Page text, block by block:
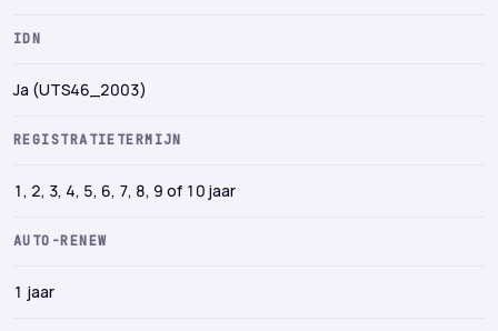
IDN
Ja (UTS46_2003)
REGISTRATIETERMIJN
1, 2, 3, 4, 5, 6, 7, 8, 9 of 10 jaar
AUTO-RENEW
1 jaar